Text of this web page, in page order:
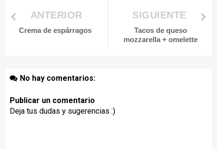
SIGUIENTE
Tacos de queso
mozzarella + omelette
ANTERIOR
Crema de espárragos
No hay comentarios:
Publicar un comentario
Deja tus dudas y sugerencias :)